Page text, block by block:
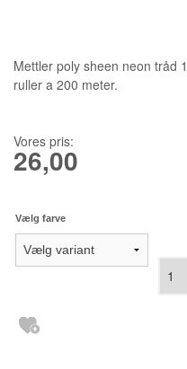
Mettler poly sheen neon tråd
ruller a 200 meter.
Vores pris:
26,00
Vælg farve